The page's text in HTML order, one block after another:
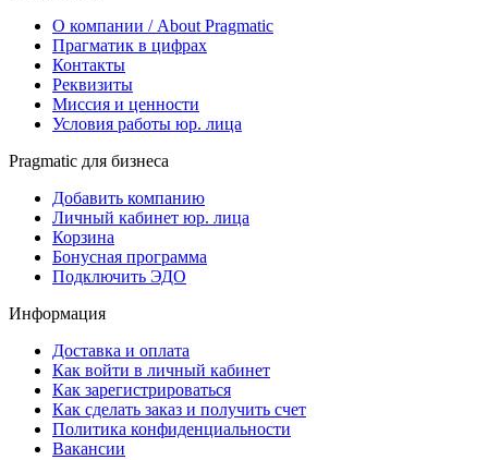
О компании / About Pragmatic
Прагматик в цифрах
Контакты
Реквизиты
Миссия и ценности
Условия работы юр. лица
Pragmatic для бизнеса
Добавить компанию
Личный кабинет юр. лица
Корзина
Бонусная программа
Подключить ЭДО
Информация
Доставка и оплата
Как войти в личный кабинет
Как зарегистрироваться
Как сделать заказ и получить счет
Политика конфиденциальности
Вакансии